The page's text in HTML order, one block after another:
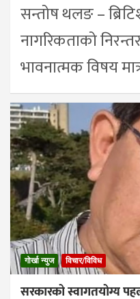
सन्तोष थलङ –
नागरिकताको
भावनात्मक विषय
गोर्खा न्युज विचार/विविध
सरकारको स्वागतयोग्य